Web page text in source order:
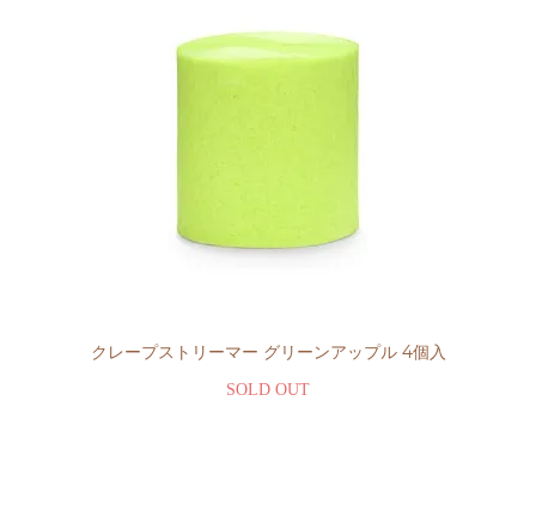
クレープストリーマー グリーンアップル 4個入
SOLD OUT